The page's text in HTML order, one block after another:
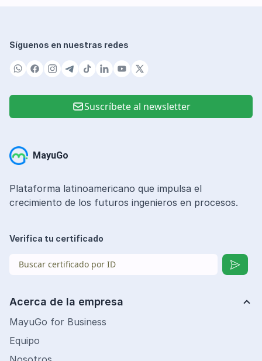
Síguenos en nuestras redes
Suscríbete al newsletter
MayuGo
Plataforma latinoamericano que impulsa el
crecimiento de los futuros ingenieros en procesos.
Verifica tu certificado
Acerca de la empresa
MayuGo for Business
Equipo